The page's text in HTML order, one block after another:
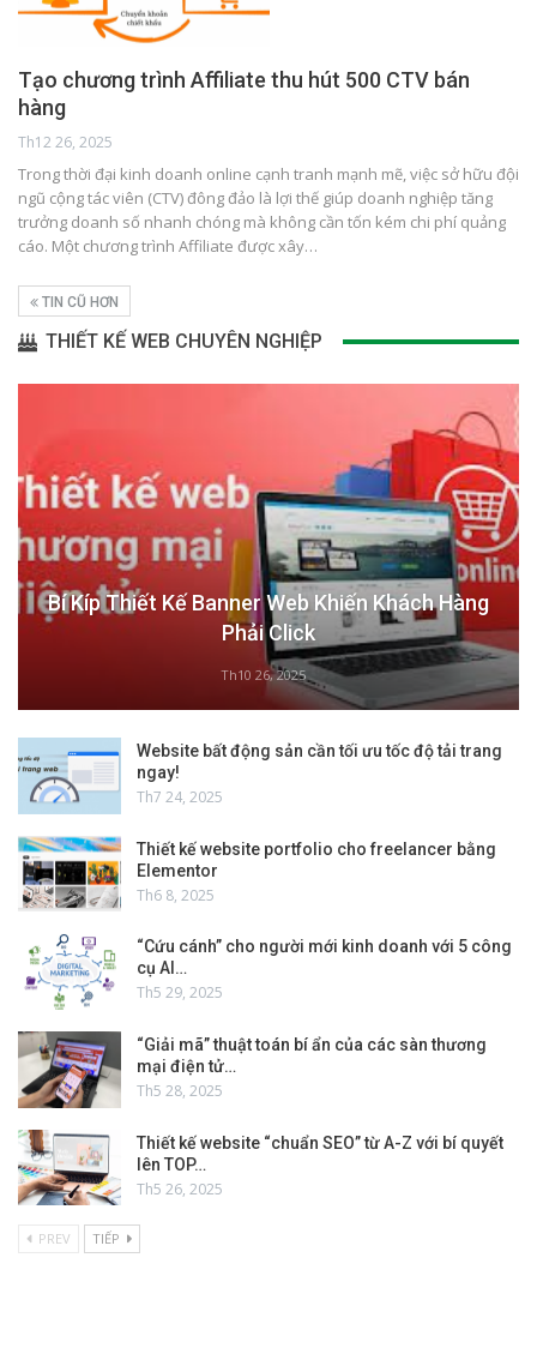
Tạo chương trình Affiliate thu hút 500 CTV bán
hàng
Th12 26, 2025
Trong thời đại kinh doanh online cạnh tranh mạnh mẽ, việc sở hữu đội
ngũ cộng tác viên (CTV) đông đảo là lợi thế giúp doanh nghiệp tăng
trưởng doanh số nhanh chóng mà không cần tốn kém chi phí quảng
cáo. Một chương trình Affiliate được xây…
TIN CŨ HƠN
THIẾT KẾ WEB CHUYÊN NGHIỆP
Bí Kíp Thiết Kế Banner Web Khiến Khách Hàng
Phải Click
Th10 26, 2025
Website bất động sản cần tối ưu tốc độ tải trang
ngay!
Th7 24, 2025
Thiết kế website portfolio cho freelancer bằng
Elementor
Th6 8, 2025
“Cứu cánh” cho người mới kinh doanh với 5 công
cụ AI…
Th5 29, 2025
“Giải mã” thuật toán bí ẩn của các sàn thương
mại điện tử…
Th5 28, 2025
Thiết kế website “chuẩn SEO” từ A-Z với bí quyết
lên TOP…
Th5 26, 2025
PREV TIẾP